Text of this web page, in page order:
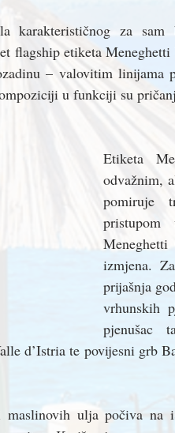
karakterističnog za
flagship etiketa
– valovitim linijama
u funkciji su
Etiketa
odvažnim,
pomiruje
izmjena.
prijašnja
vrhunskih
pjenušac
d’Istria te povijesni grb
ulja počiva na